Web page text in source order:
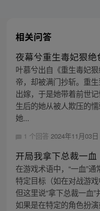
相关问答
夜幕兮重生毒妃狠绝
叶慕兮出自《重生毒妃
帝，却被满门抄斩。重
出嫁，于是她带着前世
生后的她从被人欺压的
她...
1 个回答 2024年11月03
开局我拿下总裁一血
在游戏术语中，“一血”
特定目标（如在对战游
但这里说“拿下总裁一血”
如果是在特定的角色扮